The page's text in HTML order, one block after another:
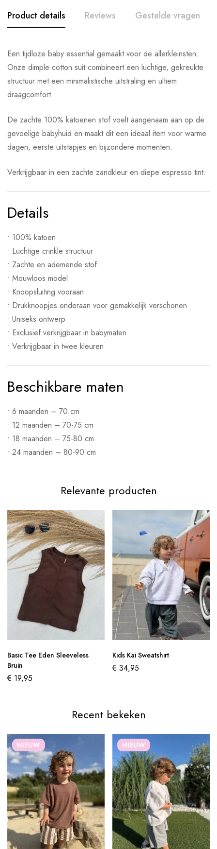
Product details Reviews Gestelde vragen
Een tijdloze baby essential gemaakt voor de allerkleinsten.
Onze dimple cotton suit combineert een luchtige, gekreukte
structuur met een minimalistische uitstraling en ultiem
draagcomfort.
De zachte 100% katoenen stof voelt aangenaam aan op de
gevoelige babyhuid en maakt dit een ideaal item voor warme
dagen, eerste uitstapjes en bijzondere momenten.
Verkrijgbaar in een zachte zandkleur en diepe espresso tint.
Details
• 100% katoen
• Luchtige crinkle structuur
• Zachte en ademende stof
• Mouwloos model
• Knoopsluiting vooraan
• Drukknoopjes onderaan voor gemakkelijk verschonen
• Uniseks ontwerp
• Exclusief verkrijgbaar in babymaten
• Verkrijgbaar in twee kleuren
Beschikbare maten
• 6 maanden – 70 cm
• 12 maanden – 70-75 cm
• 18 maanden – 75-80 cm
• 24 maanden – 80-90 cm
Relevante producten
Basic Tee Eden Sleeveless
Bruin
€ 19,95
Kids Kai Sweatshirt
€ 34,95
Recent bekeken
NIEUW NIEUW